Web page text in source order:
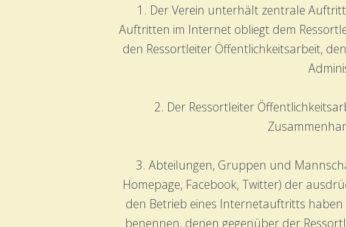
1. Der Verein unterhält zentrale
Auftritten im Internet obliegt dem
den Ressortleiter Öffentlichkeitsarbeit,
2. Der Ressortleiter
3. Abteilungen, Gruppen und
Homepage, Facebook, Twitter) der
den Betrieb eines Internetauftritts
benennen, denen gegenüber der